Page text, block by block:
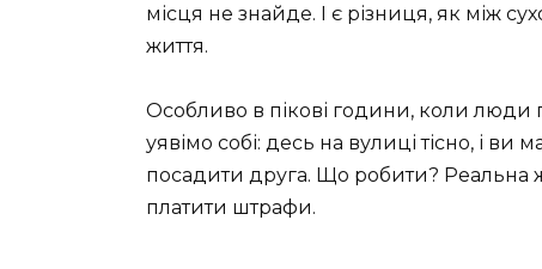
місця не знайде. І є різниця, як між
життя.
Особливо в пікові години, коли люди
уявімо собі: десь на вулиці тісно, і
посадити друга. Що робити? Реальна
платити штрафи.